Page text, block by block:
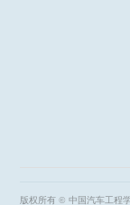
版权所有 © 中国汽车工程